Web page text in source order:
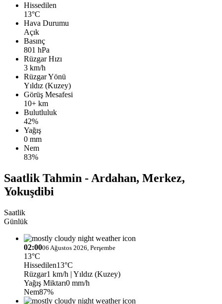
Hissedilen
13°C
Hava Durumu
Açık
Basınç
801 hPa
Rüzgar Hızı
3 km/h
Rüzgar Yönü
Yıldız (Kuzey)
Görüş Mesafesi
10+ km
Bulutluluk
42%
Yağış
0 mm
Nem
83%
Saatlik Tahmin - Ardahan, Merkez,
Yokuşdibi
Saatlik
Günlük
02:0006 Ağustos 2026, Perşembe
13°C
Hissedilen13°C
Rüzgar1 km/h | Yıldız (Kuzey)
Yağış Miktarı0 mm/h
Nem87%